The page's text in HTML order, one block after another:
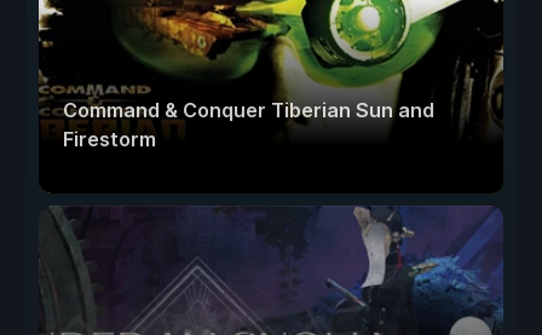
Command & Conquer Tiberian Sun and
Firestorm